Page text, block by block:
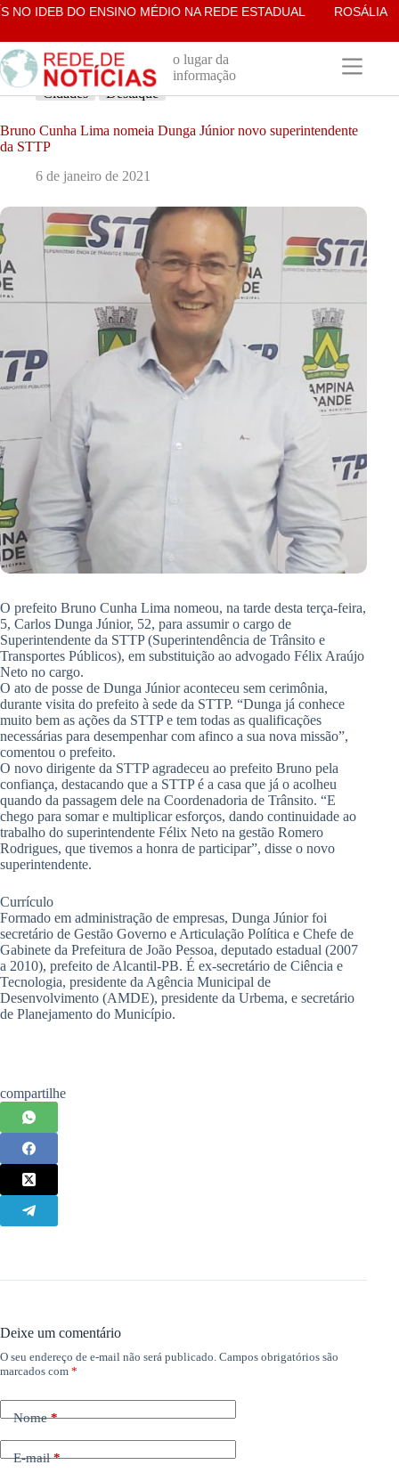
Pular
o
conteúdo
IDEB DO ENSINO MÉDIO NA REDE ESTADUAL ROSÁLIA
o lugar da
informação
Cidades
Destaque
Bruno Cunha Lima nomeia Dunga Júnior novo superintendente
da STTP
6 de janeiro de 2021
O prefeito Bruno Cunha Lima nomeou, na tarde desta terça-feira,
5, Carlos Dunga Júnior, 52, para assumir o cargo de
Superintendente da STTP (Superintendência de Trânsito e
Transportes Públicos), em substituição ao advogado Félix Araújo
Neto no cargo.
O ato de posse de Dunga Júnior aconteceu sem cerimônia,
durante visita do prefeito à sede da STTP. “Dunga já conhece
muito bem as ações da STTP e tem todas as qualificações
necessárias para desempenhar com afinco a sua nova missão”,
comentou o prefeito.
O novo dirigente da STTP agradeceu ao prefeito Bruno pela
confiança, destacando que a STTP é a casa que já o acolheu
quando da passagem dele na Coordenadoria de Trânsito. “E
chego para somar e multiplicar esforços, dando continuidade ao
trabalho do superintendente Félix Neto na gestão Romero
Rodrigues, que tivemos a honra de participar”, disse o novo
superintendente.
Currículo
Formado em administração de empresas, Dunga Júnior foi
secretário de Gestão Governo e Articulação Política e Chefe de
Gabinete da Prefeitura de João Pessoa, deputado estadual (2007
a 2010), prefeito de Alcantil-PB. É ex-secretário de Ciência e
Tecnologia, presidente da Agência Municipal de
Desenvolvimento (AMDE), presidente da Urbema, e secretário
de Planejamento do Município.
compartilhe
Deixe um comentário
O seu endereço de e-mail não será publicado. Campos obrigatórios são
marcados com *
Nome*
E-mail*